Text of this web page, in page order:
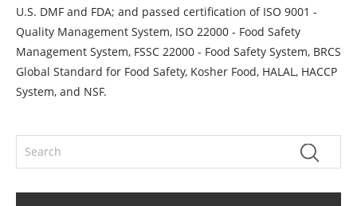
U.S. DMF and FDA; and passed certification of ISO 9001 -
Quality Management System, ISO 22000 - Food Safety
Management System, FSSC 22000 - Food Safety System, BRCS
Global Standard for Food Safety, Kosher Food, HALAL, HACCP
System, and NSF.